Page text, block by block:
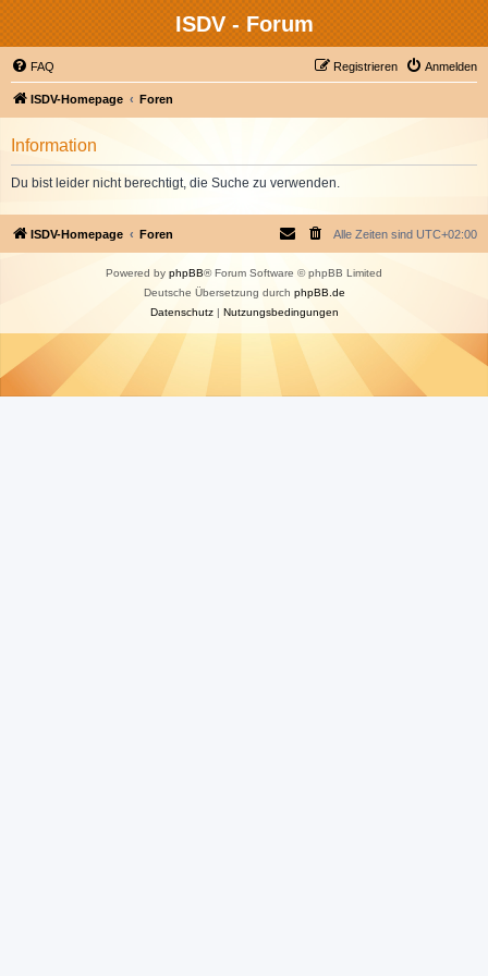
ISDV - Forum
FAQ Anmelden
Registrieren
ISDV-Homepage Foren
Information
Du bist leider nicht berechtigt, die Suche zu verwenden.
ISDV-Homepage Foren Alle Zeiten sind UTC+02:00
Powered by phpBB® Forum Software © phpBB Limited
Deutsche Übersetzung durch phpBB.de
Datenschutz| Nutzungsbedingungen